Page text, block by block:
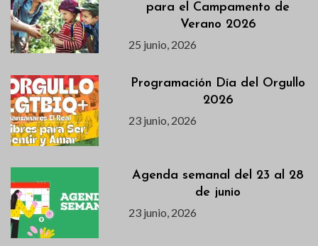
para el Campamento de
Verano 2026
25 junio, 2026
Programación Día del Orgullo
2026
23 junio, 2026
Agenda semanal del 23 al 28
de junio
23 junio, 2026